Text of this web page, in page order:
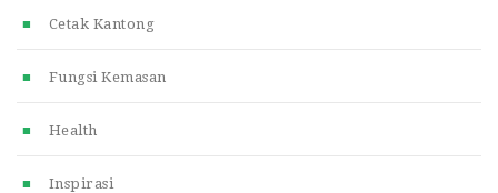
Cetak Kantong
Fungsi Kemasan
Health
Inspirasi